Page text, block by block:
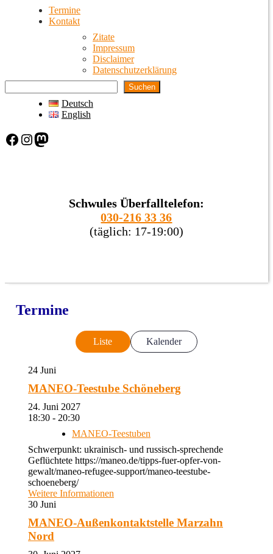
Termine
Kontakt
Zitate
Impressum
Disclaimer
Datenschutzerklärung
Suchen
Deutsch
English
Facebook Instagram Mastodon
Schwules Überfalltelefon:
030-216 33 36
(täglich: 17-19:00)
Termine
Liste Kalender
24 Juni
MANEO-Teestube Schöneberg
24. Juni 2027
18:30 - 20:30
MANEO-Teestuben
Schwerpunkt: ukrainisch- und russisch-sprechende
Geflüchtete https://maneo.de/tipps-fuer-opfer-von-
gewalt/maneo-refugee-support/maneo-teestube-
schoeneberg/
Weitere Informationen
30 Juni
MANEO-Außenkontaktstelle Marzahn
Nord